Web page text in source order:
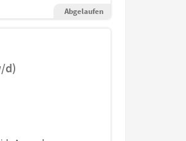
Abgelaufen
d)